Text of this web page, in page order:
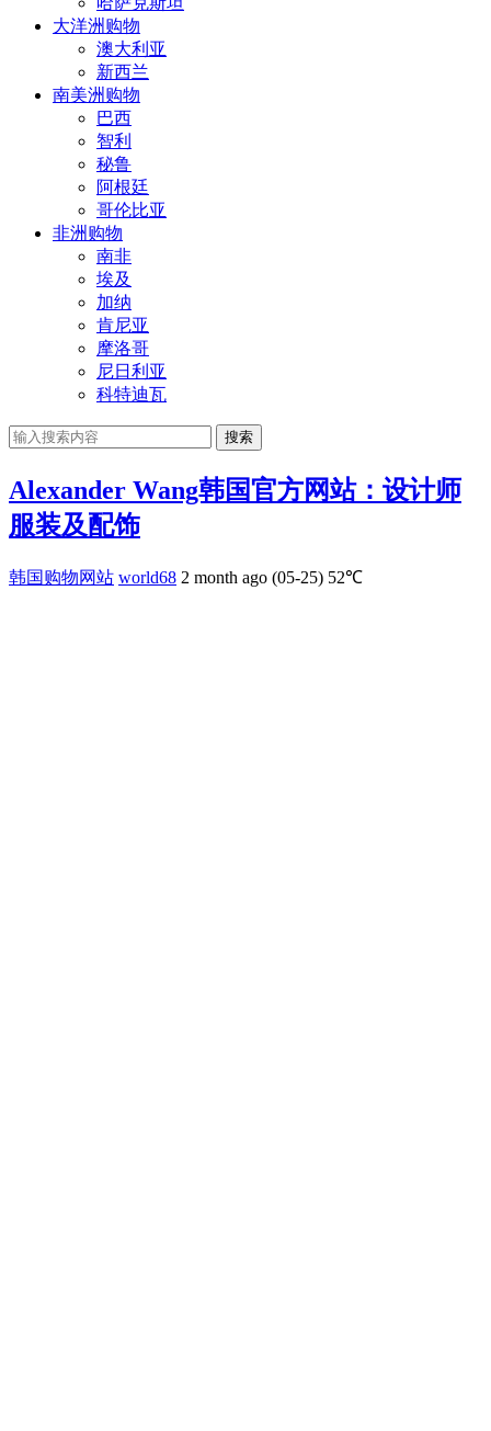
大洋洲购物
澳大利亚
新西兰
南美洲购物
巴西
智利
秘鲁
阿根廷
哥伦比亚
非洲购物
南非
埃及
加纳
肯尼亚
摩洛哥
尼日利亚
科特迪瓦
搜索
Alexander Wang韩国官方网站：设计师
服装及配饰
韩国购物网站 world68 2 month ago (05-25) 52℃